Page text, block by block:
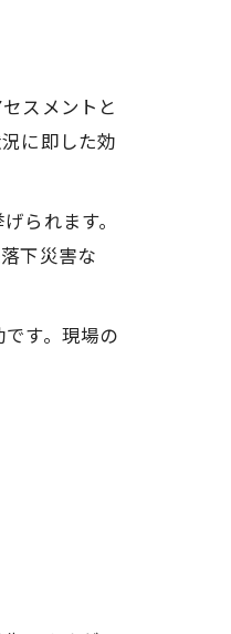
スメントと
に即した効
られます。
下災害な
す。現場の